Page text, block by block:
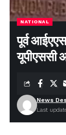
NATIONAL
पूर्व
यूपीएससी
Last
News